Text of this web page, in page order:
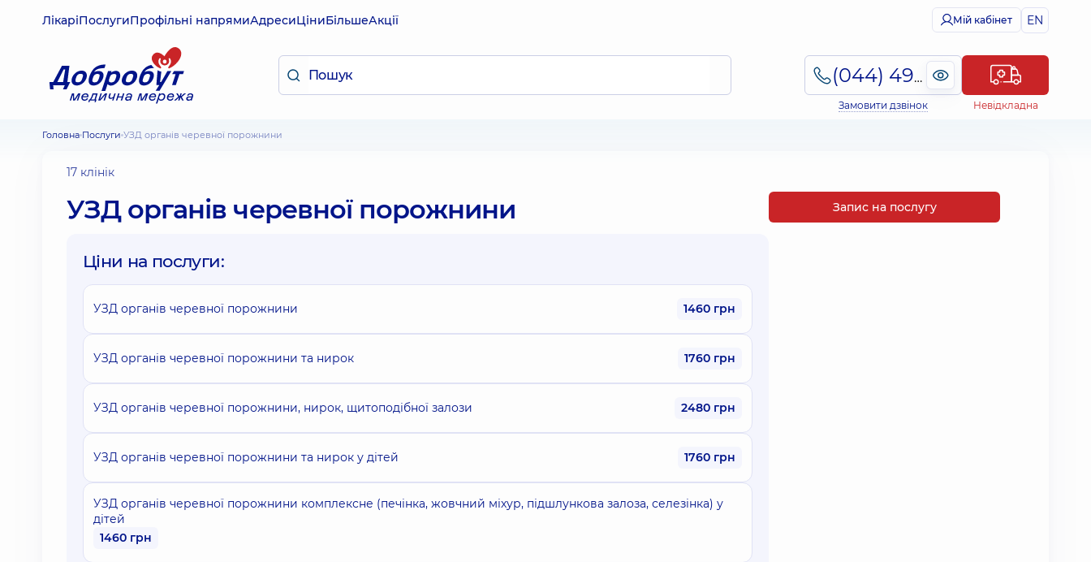
ЛікаріПослугиПрофільні напрямиАдресиЦіниБільшеАкції Мій кабінет EN
(044) 495-2-888
Замовити дзвінок Невідкладна
Головна Послуги УЗД органів черевної порожнини
17 клінік
УЗД органів черевної порожнини
Ціни на послуги:
УЗД органів черевної порожнини 1460 грн
УЗД органів черевної порожнини та нирок 1760 грн
УЗД органів черевної порожнини, нирок, щитоподібної залози 2480 грн
УЗД органів черевної порожнини та нирок у дітей 1760 грн
УЗД органів черевної порожнини комплексне (печінка, жовчний міхур, підшлункова залоза, селезінка) у
дітей
1460 грн
Запис на послугу